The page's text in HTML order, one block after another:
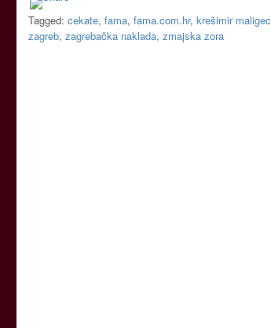
Tagged: cekate, fama, fama.com.hr, krešimir maligec
zagreb, zagrebačka naklada, zmajska zora